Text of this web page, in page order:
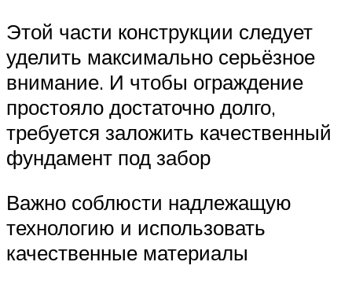
Этой части конструкции следует
уделить максимально серьёзное
внимание. И чтобы ограждение
простояло достаточно долго,
требуется заложить качественный
фундамент под забор
Важно соблюсти надлежащую
технологию и использовать
качественные материалы